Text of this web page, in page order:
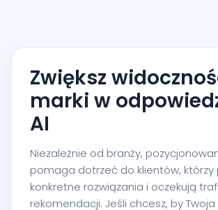
Zwiększ
marki w
AI
Niezależnie od branży,
pomaga dotrzeć do klientów, którzy
konkretne rozwiązania i oczekują
rekomendacji. Jeśli chcesz, by